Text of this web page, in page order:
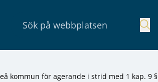
kommun för agerande i strid med 1 kap. 9 §